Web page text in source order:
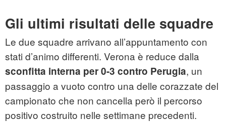
Gli ultimi risultati delle squadre
Le due squadre arrivano all’appuntamento con
stati d’animo differenti. Verona è reduce dalla
sconfitta interna per 0-3 contro Perugia, un
passaggio a vuoto contro una delle corazzate del
campionato che non cancella però il percorso
positivo costruito nelle settimane precedenti.